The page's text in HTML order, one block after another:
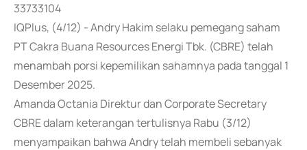
33733104
IQPlus, (4/12) - Andry Hakim selaku pemegang saham
PT Cakra Buana Resources Energi Tbk. (CBRE) telah
menambah porsi kepemilikan sahamnya pada tanggal 1
Desember 2025.
Amanda Octania Direktur dan Corporate Secretary
CBRE dalam keterangan tertulisnya Rabu (3/12)
menyampaikan bahwa Andry telah membeli sebanyak